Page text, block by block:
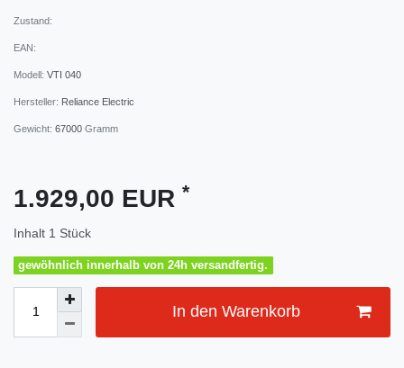
Zustand:
EAN:
Modell: VTI 040
Hersteller: Reliance Electric
Gewicht: 67000 Gramm
1.929,00 EUR *
Inhalt 1 Stück
gewöhnlich innerhalb von 24h versandfertig.
In den Warenkorb